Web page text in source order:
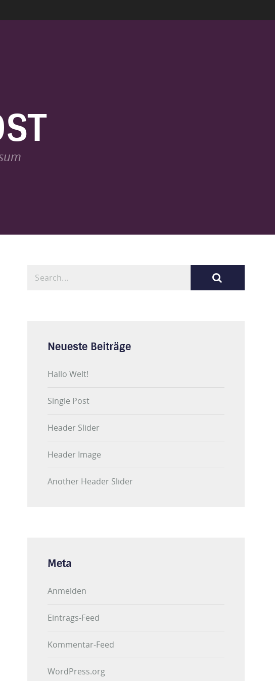
Neueste Beiträge
Hallo Welt!
Single Post
Header Slider
Header Image
Another Header Slider
Meta
Anmelden
Eintrags-Feed
Kommentar-Feed
WordPress.org